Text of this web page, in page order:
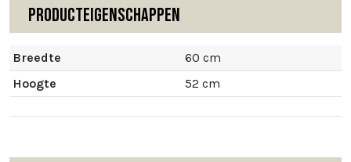
Producteigenschappen
Breedte
60 cm
Hoogte
52 cm